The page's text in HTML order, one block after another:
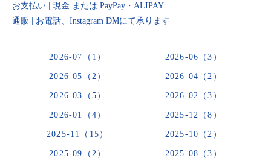
お支払い | 現金 または PayPay・ALIPAY
通販 | お電話、Instagram DMにて承ります
2026-07（1） 2026-06（3）
2026-05（2） 2026-04（2）
2026-03（5） 2026-02（3）
2026-01（4） 2025-12（8）
2025-11（15） 2025-10（2）
2025-09（2） 2025-08（3）